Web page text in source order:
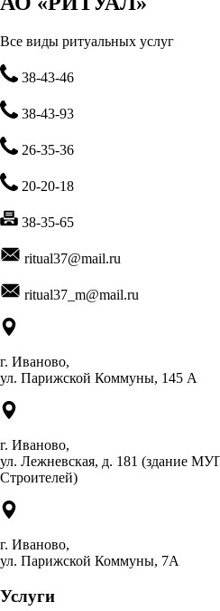
Все виды ритуальных услуг
38-43-46
38-43-93
26-35-36
20-20-18
38-35-65
ritual37@mail.ru
ritual37_m@mail.ru
г. Иваново,
ул. Парижской Коммуны, 145 А
г. Иваново,
ул. Лежневская, д. 181 (здание
Строителей)
г. Иваново,
ул. Парижской Коммуны, 7А
Услуги